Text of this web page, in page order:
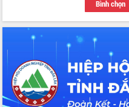
Thứ trưởng Bộ Y tế làm việc với tỉnh
Đắk Lắk về phát triển nhân lực y tế
cho trạm y tế cấp xã
Du lịch Đắk Lắk nâng tầm trải nghiệm
du khách thông qua Hệ thống cơ sở dữ
liệu và Bản đồ số
Tập huấn ứng dụng trí tuệ nhân tạo (AI)
trong thương mại điện tử năm 2026
Bình chọn